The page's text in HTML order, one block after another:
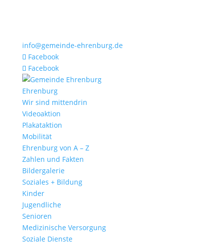
info@gemeinde-ehrenburg.de
Facebook
Facebook
Ehrenburg
Wir sind mittendrin
Videoaktion
Plakataktion
Mobilität
Ehrenburg von A – Z
Zahlen und Fakten
Bildergalerie
Soziales + Bildung
Kinder
Jugendliche
Senioren
Medizinische Versorgung
Soziale Dienste